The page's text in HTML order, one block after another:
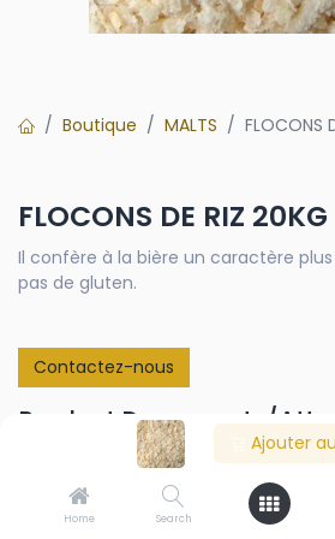
Ajouter
Home Search
Boutique MALTS FLOCONS
FLOCONS DE RIZ 20KG
Il confère à la bière un caractère
pas de gluten.
Contactez-nous
Product Documents/
TDS_COPOS_ARROZ_MASELIS.pdf